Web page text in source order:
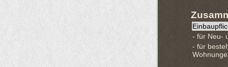
- für Neu-
- für